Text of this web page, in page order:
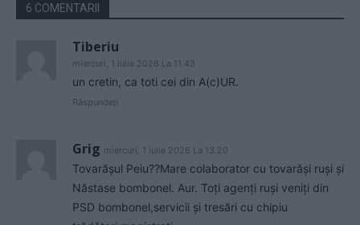
6 COMENTARII
Tiberiu
miercuri, 1 iulie 2026 La 11.43
un cretin, ca toti cei din A(c)UR.
Răspundeți
Grig miercuri, 1 iulie 2026 La 13.20
Tovarășul Peiu??Mare colaborator cu tovarăși ruși și
Năstase bombonel. Aur. Toți agenți ruși veniți din
PSD bombonel,servicii și tresări cu chipiu